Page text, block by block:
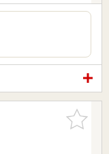
お気に入
りに追加